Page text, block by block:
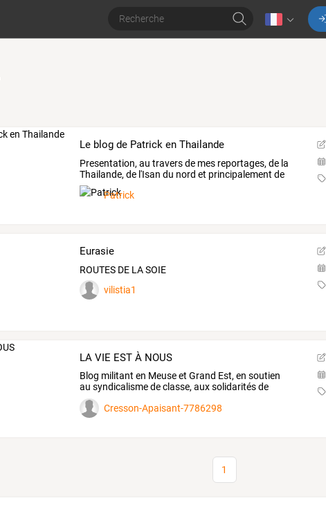
Le blog de Patrick en Thailande
Presentation, au traversde mes reportages, de la
Thailande, de l'Isan du nord et principalement de
la…
Patrick
Eurasie
ROUTES DE LA SOIE
vilistia1
LA VIE EST À NOUS
Blog militant en Meuseet Grand Est,en soutien
au syndicalismedeclasse,auxsolidaritésde
classe,
Cresson-Apaisant-7786298
1